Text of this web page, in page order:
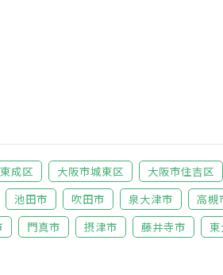
成区 大阪市城東区
大阪市住吉区
池田市 吹田市 泉大津市
高槻
門真市 摂津市 藤井寺市